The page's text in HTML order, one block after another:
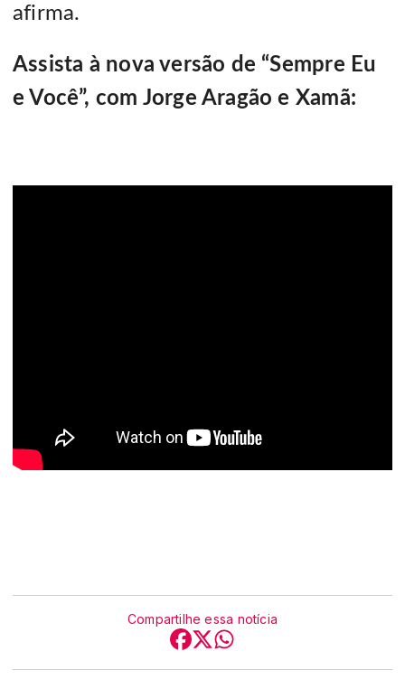
afirma.
Assista à nova versão de “Sempre Eu
e Você”, com Jorge Aragão e Xamã:
Compartilhe essa notícia